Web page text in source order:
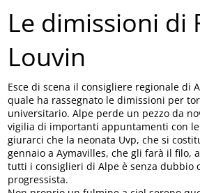
Le dimissioni di
Louvin
Esce di scena il consigliere regionale di
quale ha rassegnato le dimissioni per
universitario. Alpe perde un pezzo da
vigilia di importanti appuntamenti con le
giurarci che la neonata Uvp, che si
gennaio a Aymavilles, che gli farà il filo,
tutti i consiglieri di Alpe è senza dubbio
progressista.